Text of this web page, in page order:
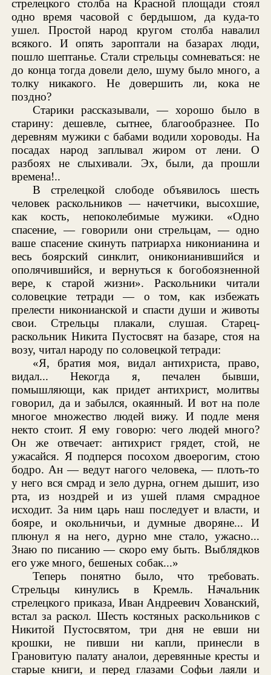
стрелецкого столба на Красной площади стоял
одно время часовой с бердышом, да куда-то
ушел. Простой народ кругом столба навалил
всякого. И опять зароптали на базарах люди,
пошло шептанье. Стали стрельцы сомневаться: не
до конца тогда довели дело, шуму было много, а
толку никакого. Не довершить ли, кока не
поздно?
Старики рассказывали, — хорошо было в
старину: дешевле, сытнее, благообразнее. По
деревням мужики с бабами водили хороводы. На
посадах народ заплывал жиром от лени. О
разбоях не слыхивали. Эх, были, да прошли
времена!..
В стрелецкой слободе объявилось шесть
человек раскольников — начетчики, высохшие,
как кость, непоколебимые мужики. «Одно
спасение, — говорили они стрельцам, — одно
ваше спасение скинуть патриарха никонианина и
весь боярский синклит, ониконианившийся и
ополячившийся, и вернуться к богобоязненной
вере, к старой жизни». Раскольники читали
соловецкие тетради — о том, как избежать
прелести никонианской и спасти души и животы
свои. Стрельцы плакали, слушая. Старец-
раскольник Никита Пустосвят на базаре, стоя на
возу, читал народу по соловецкой тетради:
«Я, братия моя, видал антихриста, право,
видал... Некогда я, печален бывши,
помышляющи, как придет антихрист, молитвы
говорил, да и забылся, окаянный. И вот на поле
многое множество людей вижу. И подле меня
некто стоит. Я ему говорю: чего людей много?
Он же отвечает: антихрист грядет, стой, не
ужасайся. Я подперся посохом двоерогим, стою
бодро. Ан — ведут нагого человека, — плоть-то
у него вся смрад и зело дурна, огнем дышит, изо
рта, из ноздрей и из ушей пламя смрадное
исходит. За ним царь наш последует и власти, и
бояре, и окольничьи, и думные дворяне... И
плюнул я на него, дурно мне стало, ужасно...
Знаю по писанию — скоро ему быть. Выблядков
его уже много, бешеных собак...»
Теперь понятно было, что требовать.
Стрельцы кинулись в Кремль. Начальник
стрелецкого приказа, Иван Андреевич Хованский,
встал за раскол. Шесть костяных раскольников с
Никитой Пустосвятом, три дня не евши ни
крошки, не пивши ни капли, принесли в
Грановитую палату аналои, деревянные кресты и
старые книги, и перед глазами Софьи лаяли и